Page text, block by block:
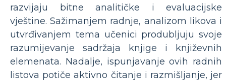
razvijaju bitne analitičke i evaluacijske
vještine. Sažimanjem radnje, analizom likova i
utvrđivanjem tema učenici produbljuju svoje
razumijevanje sadržaja knjige i književnih
elemenata. Nadalje, ispunjavanje ovih radnih
listova potiče aktivno čitanje i razmišljanje, jer